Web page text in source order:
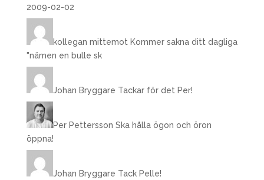
2009-02-02
kollegan mittemot Kommer sakna ditt dagliga
"nämen en bulle sk
Johan Bryggare Tackar för det Per!
Per Pettersson Ska hålla ögon och öron
öppna!
Johan Bryggare Tack Pelle!